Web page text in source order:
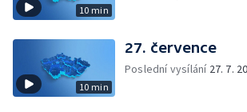
10 min
10 min
27. července
Poslední vysílání 27. 7.